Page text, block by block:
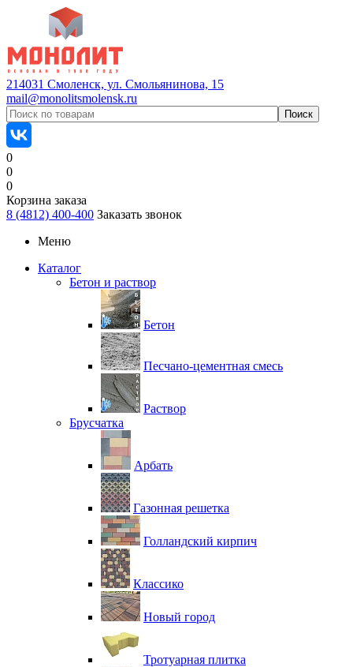
214031 Смоленск, ул. Смольянинова, 15
mail@monolitsmolensk.ru
0
0
0
Корзина заказа
8 (4812) 400-400 Заказать звонок
Меню
Каталог
Бетон и раствор
Бетон
Песчано-цементная смесь
Раствор
Брусчатка
Арбать
Газонная решетка
Голландский кирпич
Классико
Новый город
Тротуарная плитка